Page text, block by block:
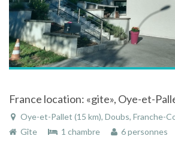
Oye-et-Pallet (15 km), Doubs, Franche-Comté,
Gîte
1 chambre 6 personnes